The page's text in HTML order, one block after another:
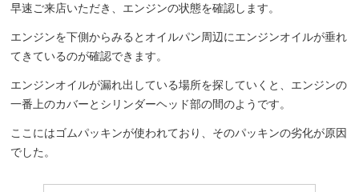
早速ご来店いただき、エンジンの状態を確認します。
エンジンを下側からみるとオイルパン周辺にエンジンオイルが垂れ
てきているのが確認できます。
エンジンオイルが漏れ出している場所を探していくと、エンジンの
一番上のカバーとシリンダーヘッド部の間のようです。
ここにはゴムパッキンが使われており、そのパッキンの劣化が原因
でした。